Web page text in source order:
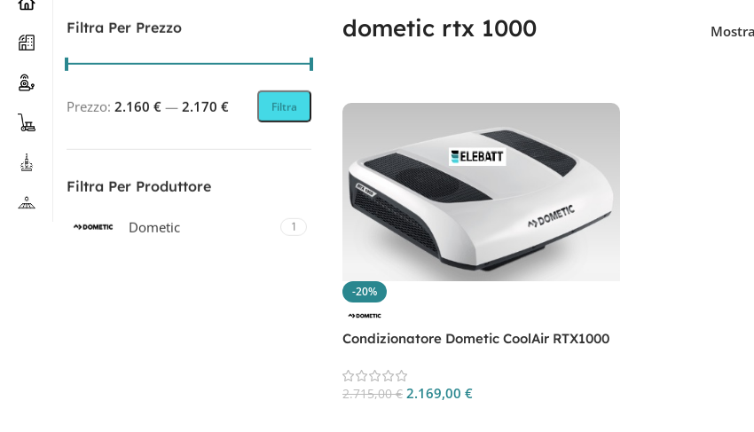
Filtra Per Prezzo
Filtra
Prezzo: 2.160 € — 2.170 €
Filtra Per Produttore
Dometic 1
dometic rtx 1000 Mostra
-20%
Condizionatore Dometic CoolAir RTX1000
2.715,00€ 2.169,00 €